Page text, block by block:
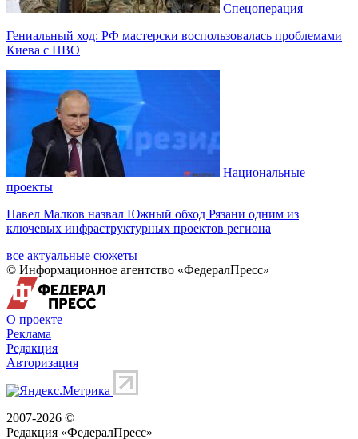
Спецоперация
Гениальный ход: РФ мастерски воспользовалась проблемами
Киева с ПВО
Национальные
проекты
Павел Малков назвал Южный обход Рязани одним из
ключевых инфраструктурных проектов региона
все актуальные сюжеты
© Информационное агентство «ФедералПресс»
О проекте
Реклама
Редакция
Авторизация
2007-2026 ©
Редакция «ФедералПресс»